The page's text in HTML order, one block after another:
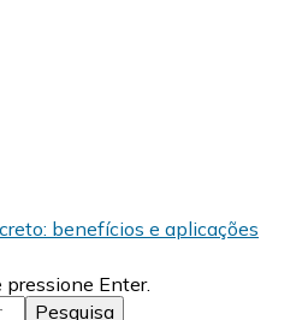
pressione Enter.